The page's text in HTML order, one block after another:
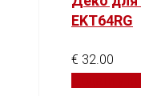
EKT64RG
€ 32.00